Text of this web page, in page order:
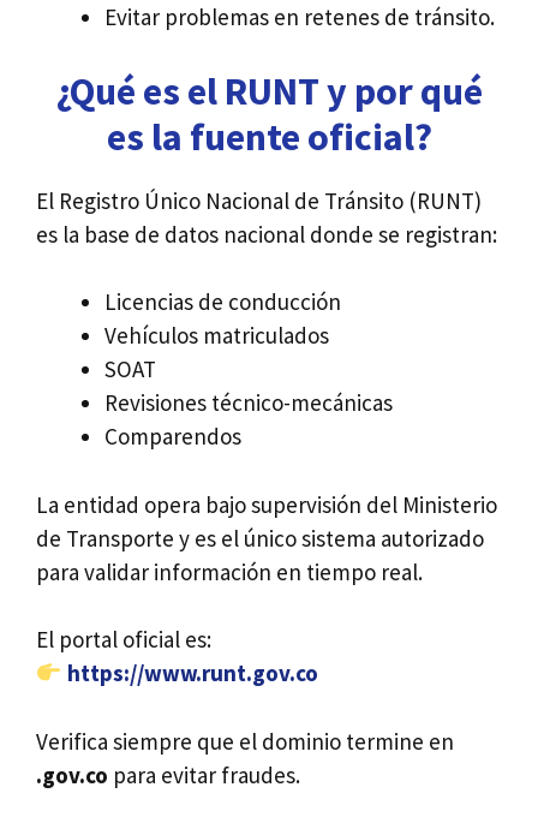
Evitar problemas en retenes de tránsito.
¿Qué es el RUNT y por qué
es la fuente oficial?
El Registro Único Nacional de Tránsito (RUNT)
es la base de datos nacional donde se registran:
Licencias de conducción
Vehículos matriculados
SOAT
Revisiones técnico-mecánicas
Comparendos
La entidad opera bajo supervisión del Ministerio
de Transporte y es el único sistema autorizado
para validar información en tiempo real.
El portal oficial es:
https://www.runt.gov.co
Verifica siempre que el dominio termine en
.gov.co para evitar fraudes.